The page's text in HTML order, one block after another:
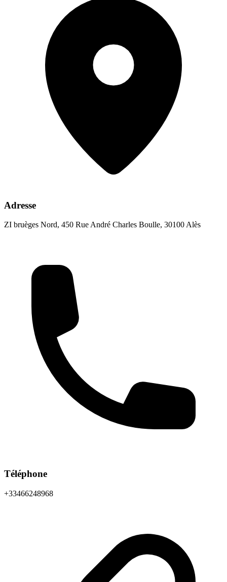
Adresse
ZI bruèges Nord, 450 Rue André Charles Boulle, 30100 Alès
Téléphone
+33466248968